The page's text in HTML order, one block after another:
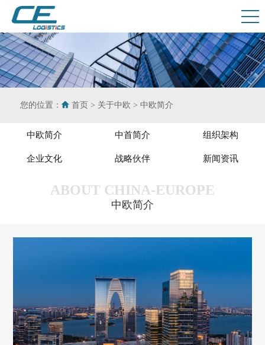
您的位置： 首页 > 关于中欧 > 中欧简介
中欧简介 中首简介 组织架构
企业文化 战略伙伴 新闻资讯
ABOUT CHINA-EUROPE
中欧简介